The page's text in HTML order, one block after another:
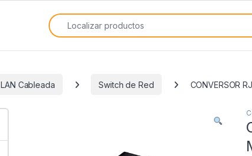
Search for:
LAN Cableada Switch de Red CONVERSOR